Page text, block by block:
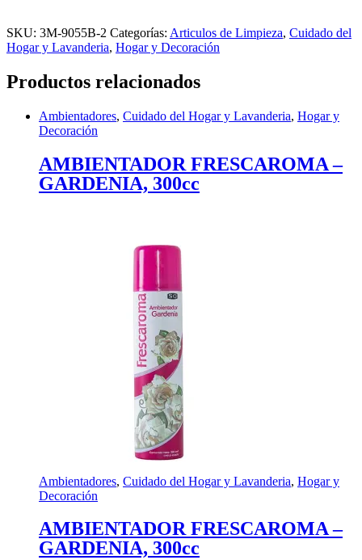
SKU: 3M-9055B-2 Categorías: Articulos de Limpieza, Cuidado del
Hogar y Lavanderia, Hogar y Decoración
Productos relacionados
Ambientadores, Cuidado del Hogar y Lavanderia, Hogar y
Decoración
AMBIENTADOR FRESCAROMA –
GARDENIA, 300cc
Ambientadores, Cuidado del Hogar y Lavanderia, Hogar y
Decoración
AMBIENTADOR FRESCAROMA –
GARDENIA, 300cc